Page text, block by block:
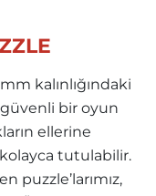
mm kalınlığındaki
güvenli bir oyun
ellerine
tutulabilir.
puzzle’larımız,